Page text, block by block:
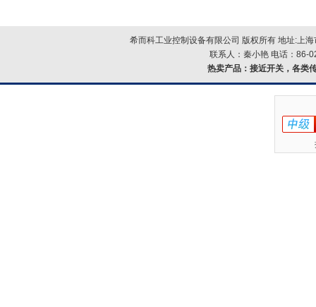
希而科工业控制设备有限公司 版权所有 地址:上
联系人：秦小艳 电话：86-
热卖产品： 接近开关，各类